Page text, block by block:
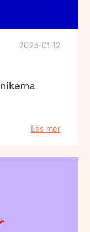
2023-01-12
Läs mer